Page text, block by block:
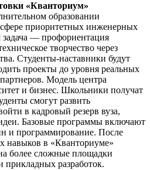
«Кванториум»
образовании
приоритетных инженерных
задача — профориентация
творчество через
Студенты-наставники будут
проекты до уровня реальных
Модель центра
и бизнес. Школьники получат
смогут развить
в кадровый резерв вуза,
Базовые программы включают
и программирование. После
навыков в «Кванториуме»
более сложные площадки
прикладных разработок.